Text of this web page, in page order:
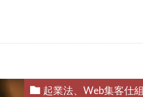
起業法、Web集客仕
起業したい Facebook広告
差別化 個人事業主